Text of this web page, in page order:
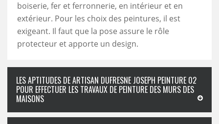
boiserie, fer et ferronnerie, en intérieur et en
extérieur. Pour les choix des peintures, il est
exigeant. Il faut que la pose assure le rôle
protecteur et apporte un design.
LES APTITUDES DE ARTISAN DUFRESNE JOSEPH PEINTURE 02
POUR EFFECTUER LES TRAVAUX DE PEINTURE DES MURS DES
MAISONS